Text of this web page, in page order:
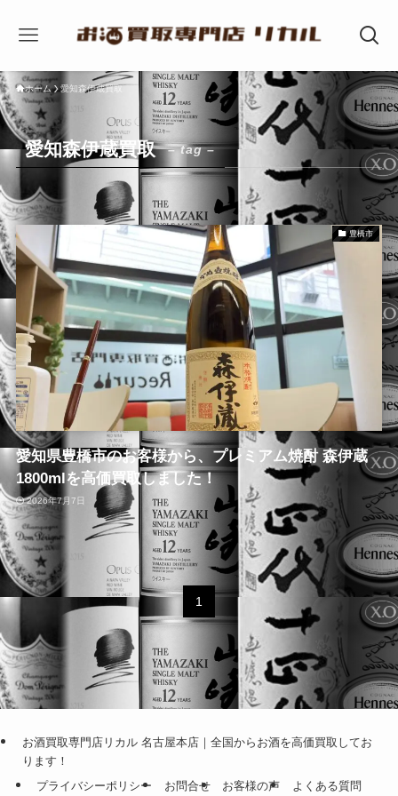
ホーム 愛知森伊蔵買取
愛知森伊蔵買取 – tag –
豊橋市
愛知県豊橋市のお客様から、プレミアム焼酎 森伊蔵
1800mlを高価買取しました！
2026年7月7日
1
お酒買取専門店リカル 名古屋本店｜全国からお酒を高価買取してお
ります！
プライバシーポリシー
お問合せ お客様の声 よくある質問